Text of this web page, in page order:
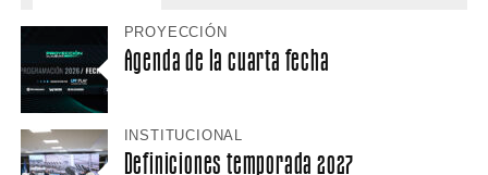
PROYECCIÓN
Agenda de la cuarta fecha
INSTITUCIONAL
Definiciones temporada 2027